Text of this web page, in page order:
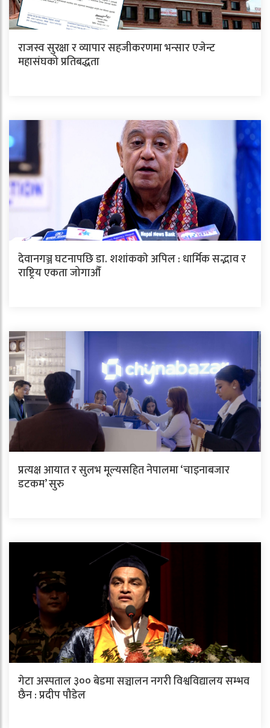
राजस्व सुरक्षा र व्यापार सहजीकरणमा भन्सार एजेन्ट
महासंघको प्रतिबद्धता
देवानगञ्ज घटनापछि डा. शशांककाे अपिल : धार्मिक सद्भाव र
राष्ट्रिय एकता जोगाऔँ
प्रत्यक्ष आयात र सुलभ मूल्यसहित नेपालमा ‘चाइनाबजार
डटकम’ सुरु
गेटा अस्पताल ३०० बेडमा सञ्चालन नगरी विश्वविद्यालय सम्भव
छैन : प्रदीप पौडेल